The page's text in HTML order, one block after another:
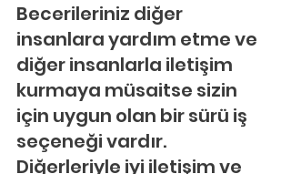
Becerileriniz diğer
insanlara yardım etme ve
diğer insanlarla iletişim
kurmaya müsaitse sizin
için uygun olan bir sürü iş
seçeneği vardır.
Diğerleriyle iyi iletişim ve